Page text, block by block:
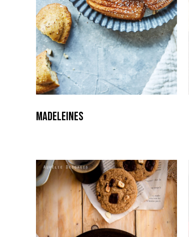
Madeleines